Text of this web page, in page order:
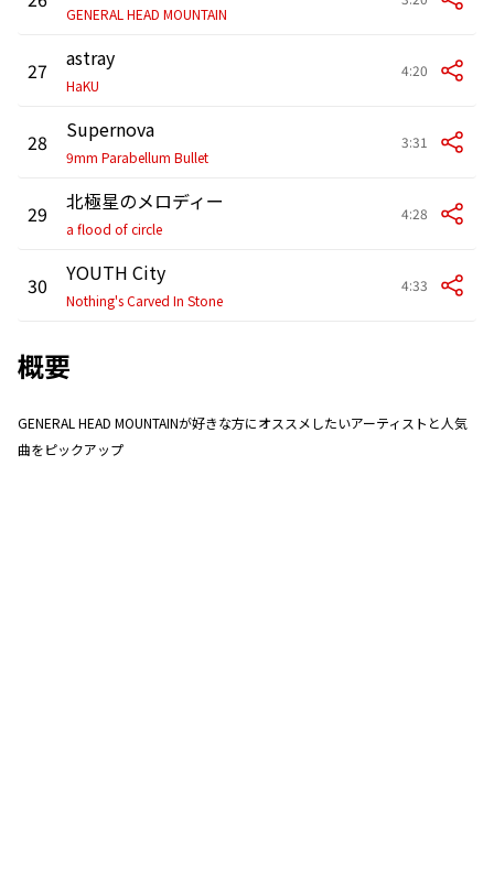
GENERAL HEAD MOUNTAIN
27 astray
HaKU
4:20
28 Supernova
9mm Parabellum Bullet
3:31
29 北極星のメロディー
a flood of circle
4:28
30 YOUTH City
Nothing's Carved In Stone
4:33
概要
GENERAL HEAD MOUNTAINが好きな方にオススメしたいアーティストと人気
曲をピックアップ